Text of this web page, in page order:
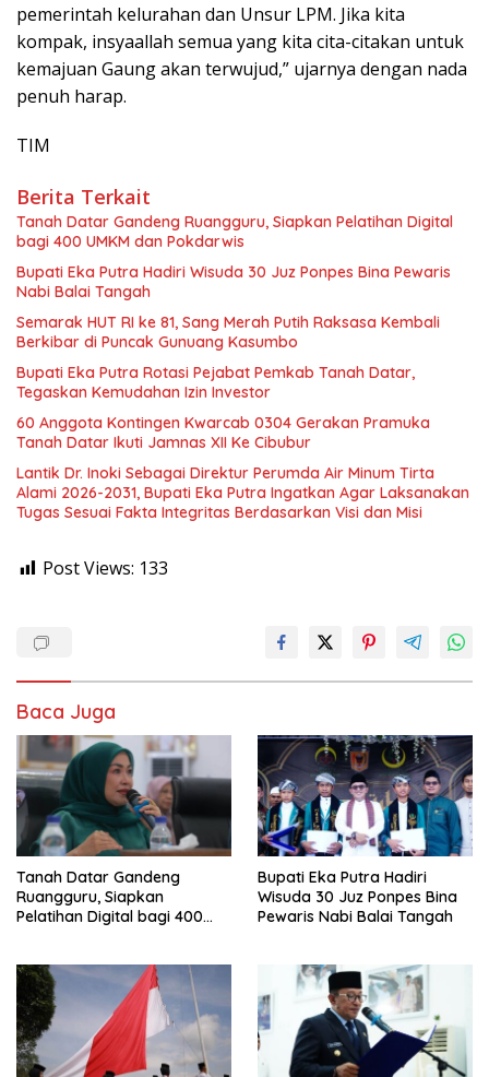
pemerintah kelurahan dan Unsur LPM. Jika kita
kompak, insyaallah semua yang kita cita-citakan untuk
kemajuan Gaung akan terwujud,” ujarnya dengan nada
penuh harap.
TIM
Berita Terkait
Tanah Datar Gandeng Ruangguru, Siapkan Pelatihan Digital
bagi 400 UMKM dan Pokdarwis
Bupati Eka Putra Hadiri Wisuda 30 Juz Ponpes Bina Pewaris
Nabi Balai Tangah
Semarak HUT RI ke 81, Sang Merah Putih Raksasa Kembali
Berkibar di Puncak Gunuang Kasumbo
Bupati Eka Putra Rotasi Pejabat Pemkab Tanah Datar,
Tegaskan Kemudahan Izin Investor
60 Anggota Kontingen Kwarcab 0304 Gerakan Pramuka
Tanah Datar Ikuti Jamnas XII Ke Cibubur
Lantik Dr. Inoki Sebagai Direktur Perumda Air Minum Tirta
Alami 2026-2031, Bupati Eka Putra Ingatkan Agar Laksanakan
Tugas Sesuai Fakta Integritas Berdasarkan Visi dan Misi
Post Views: 133
Baca Juga
Tanah Datar Gandeng
Ruangguru, Siapkan
Pelatihan Digital bagi 400
Bupati Eka Putra Hadiri
Wisuda 30 Juz Ponpes Bina
Pewaris Nabi Balai Tangah